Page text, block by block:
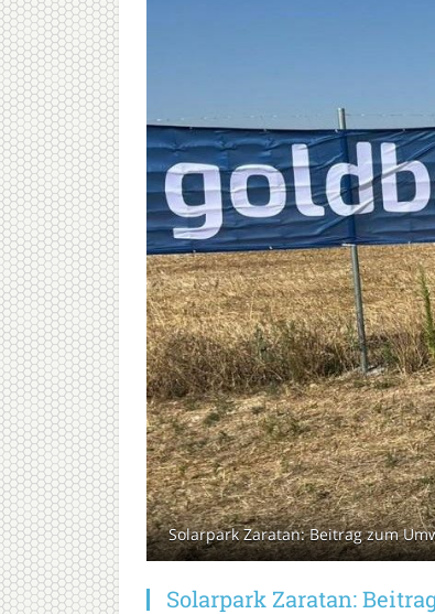
Solarpark Zaratan: Beitrag zum
Solarpark Zaratan: